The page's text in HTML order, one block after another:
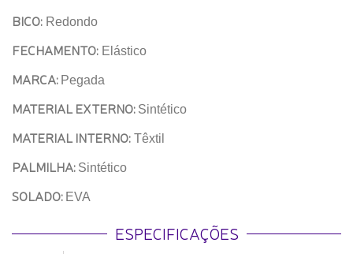
BICO: Redondo
FECHAMENTO: Elástico
MARCA: Pegada
MATERIAL EXTERNO: Sintético
MATERIAL INTERNO: Têxtil
PALMILHA: Sintético
SOLADO: EVA
ESPECIFICAÇÕES